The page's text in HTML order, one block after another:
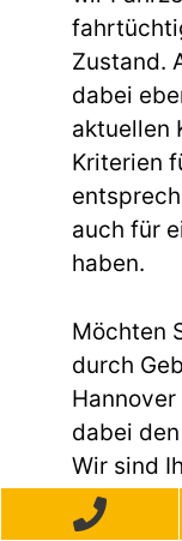
Zustand.
dabei
aktuellen
Kriterien
auch für
haben.
Möchten
durch
dabei
Wir sind
Fokus